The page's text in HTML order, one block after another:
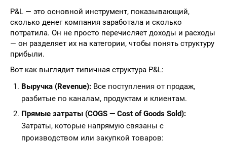
P&L — это основной инструмент, показывающий,
сколько денег компания заработала и сколько
потратила. Он не просто перечисляет доходы и расходы
— он разделяет их на категории, чтобы понять структуру
прибыли.
Вот как выглядит типичная структура P&L:
Выручка (Revenue): Все поступления от продаж,
разбитые по каналам, продуктам и клиентам.
Прямые затраты (COGS — Cost of Goods Sold):
Затраты, которые напрямую связаны с
производством или закупкой товаров: